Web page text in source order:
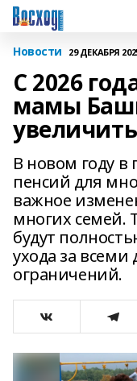
Новости 29 ДЕКАБРЯ
С 2026
мамы
В новом году
пенсий для
важное
многих семей.
будут
ухода за всеми
ограничений.